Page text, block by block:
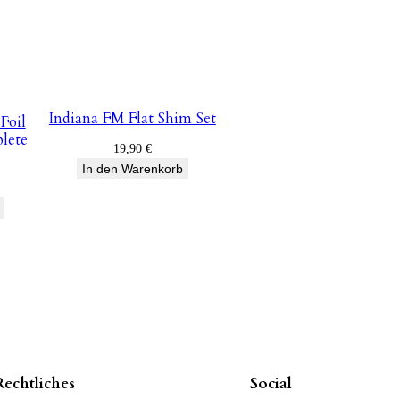
Indiana FM Flat Shim Set
19,90 €
In den Warenkorb
Social